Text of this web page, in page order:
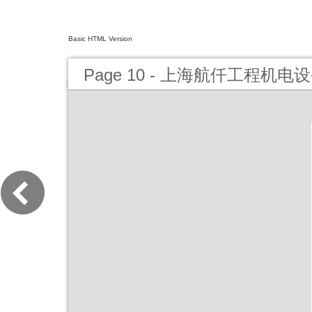
Basic HTML Version
Page 10 - 上海航仟工程机电